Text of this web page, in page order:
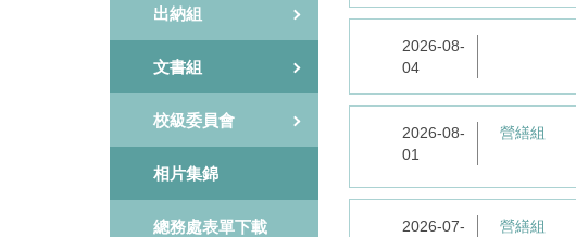
出納組
文書組
校級委員會
相片集錦
總務處表單下載
2026-08-
04
2026-08-
01
營繕組
2026-07-
營繕組